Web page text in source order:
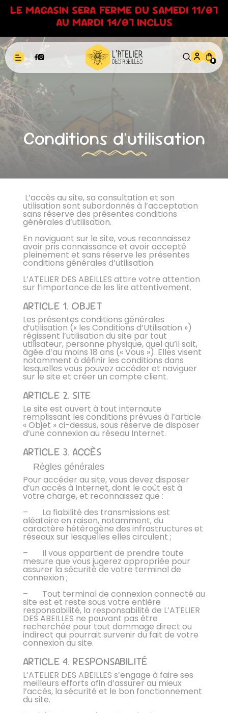
Panneau de gestion des cookies
LE MAGASIN SERA FERME DU SAMEDI 11/07
AU MARDI 14/07 INCLUS
0
Conditions d'utilisation
L’accès au site, sa consultation et son
utilisation sont subordonnés à l’acceptation
sans réserve des présentes conditions
générales d’utilisation.
En naviguant sur le site, vous reconnaissez
avoir pris connaissance et avoir accepté
pleinement et sans réserve les présentes
conditions générales d’utilisation.
L’ATELIER DES ABEILLES attire votre attention
sur l’importance de les lire attentivement.
ARTICLE 1. OBJET
Les présentes conditions générales
d’utilisation (« les Conditions d’Utilisation »)
régissent l’utilisation du site par tout
utilisateur, personne physique, quel qu’il soit,
âgée d’au moins 18 ans (« Vous »). Elles visent
notamment à définir les conditions dans
lesquelles vous pouvez accéder et naviguer
sur le site et créer un compte client.
ARTICLE 2. SITE
Le site est ouvert à tout internaute
remplissant les conditions prévues à l’article
« Objet » ci-dessus, sous réserve de disposer
d’une connexion au réseau Internet.
ARTICLE 3. ACCÈS
Règles générales
Pour accéder au site, vous devez disposer
d’un accès à Internet, dont le coût est à
votre charge, et reconnaissez que :
– La fiabilité des transmissions est
aléatoire en raison, notamment, du
caractère hétérogène des infrastructures et
réseaux sur lesquelles elles circulent ;
– Il vous appartient de prendre toute
mesure que vous jugerez appropriée pour
assurer la sécurité de votre terminal de
connexion ;
– Tout terminal de connexion connecté au
site est et reste sous votre entière
responsabilité, la responsabilité de L’ATELIER
DES ABEILLES ne pouvant pas être
recherchée pour tout dommage direct ou
indirect qui pourrait survenir du fait de votre
connexion au site.
ARTICLE 4. RESPONSABILITÉ
L’ATELIER DES ABEILLES s’engage à faire ses
meilleurs efforts afin d’assurer au mieux
l’accès, la sécurité et le bon fonctionnement
du site.